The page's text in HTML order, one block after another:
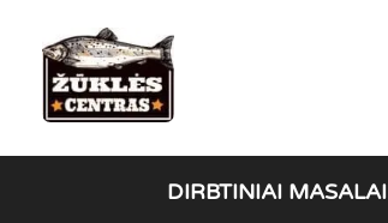
turinio
DIRBTINIAI MASALAI